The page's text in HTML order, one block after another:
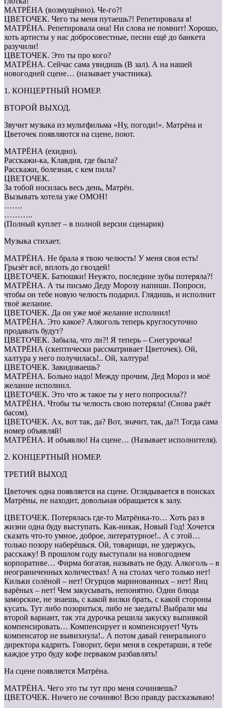
МАТРЁНА (возмущённо). Че-го?!
ЦВЕТОЧЕК. Чего ты меня путаешь?! Репетировала я!
МАТРЁНА. Репетировала она! Ни слова не помнит! Хорошо,
хоть артисты у нас добросовестные, песни ещё до банкета
разучили!
ЦВЕТОЧЕК. Это ты про кого?
МАТРЁНА. Сейчас сама увидишь (В зал). А на нашей
новогодней сцене… (называет участника).
1. КОНЦЕРТНЫЙ НОМЕР.
ВТОРОЙ ВЫХОД.
Звучит музыка из мультфильма «Ну, погоди!». Матрёна и
Цветочек появляются на сцене, поют.
МАТРЁНА (ехидно).
Расскажи-ка, Клавдия, где была?
Расскажи, болезная, с кем пила?
ЦВЕТОЧЕК.
За тобой носилась весь день, Матрён.
Вызывать хотела уже ОМОН!
…….
………..
(Полный куплет – в полной версии сценария)
Музыка стихает.
МАТРЁНА. Не брала я твою челюсть! У меня своя есть!
Грызёт всё, вплоть до гвоздей!
ЦВЕТОЧЕК. Батюшки! Неужто, последние зубы потеряла?!
МАТРЁНА. А ты письмо Деду Морозу напиши. Попроси,
чтобы он тебе новую челюсть подарил. Глядишь, и исполнит
твоё желание.
ЦВЕТОЧЕК. Да он уже моё желание исполнил!
МАТРЁНА. Это какое? Алкоголь теперь круглосуточно
продавать будут?
ЦВЕТОЧЕК. Забыла, что ли?! Я теперь – Снегурочка!
МАТРЁНА (скептически рассматривает Цветочек). Ой,
халтура у него получилась!.. Ой, халтура!
ЦВЕТОЧЕК. Завидоваешь?
МАТРЁНА. Больно надо! Между прочим, Дед Мороз и моё
желание исполнил.
ЦВЕТОЧЕК. Это что ж такое ты у него попросила??
МАТРЁНА. Чтобы ты челюсть свою потеряла! (Снова ржёт
басом).
ЦВЕТОЧЕК. Ах, вот так, да? Вот, значит, так, да?! Тогда сама
номер объявляй!
МАТРЁНА. И объявлю! На сцене… (Называет исполнителя).
2. КОНЦЕРТНЫЙ НОМЕР.
ТРЕТИЙ ВЫХОД
Цветочек одна появляется на сцене. Оглядывается в поисках
Матрёны, не находит, довольная обращается к залу.
ЦВЕТОЧЕК. Потерялась где-то Матрёнка-то… Хоть раз в
жизни одна буду выступать. Как-никак, Новый Год! Хочется
сказать что-то умное, доброе, литературное!.. А с этой…
только позору наберёшься. Ой, товарищи, не удержусь,
расскажу! В прошлом году выступали на новогоднем
корпоративе… Фирма богатая, называть не буду. Алкоголь – в
неограниченных количествах! А на столах чего только нет!
Кильки солёной – нет! Огурцов маринованных – нет! Яиц
варёных – нет! Чем закусывать, непонятно. Одни блюда
заморские, не знаешь, с какой вилки брать, с какой стороны
кусать. Тут либо позориться, либо не заедать! Выбрали мы
второй вариант, так эта дурочка решила закуску выпивкой
компенсировать… Компенсирует и компенсирует! Чуть
компенсатор не вывихнула!.. А потом давай генерального
директора кадрить. Говорит, бери меня в секретарши, я тебе
каждое утро буду кофе перваком разбавлять!
На сцене появляется Матрёна.
МАТРЁНА. Чего это ты тут про меня сочиняешь?
ЦВЕТОЧЕК. Ничего не сочиняю! Всю правду рассказываю!